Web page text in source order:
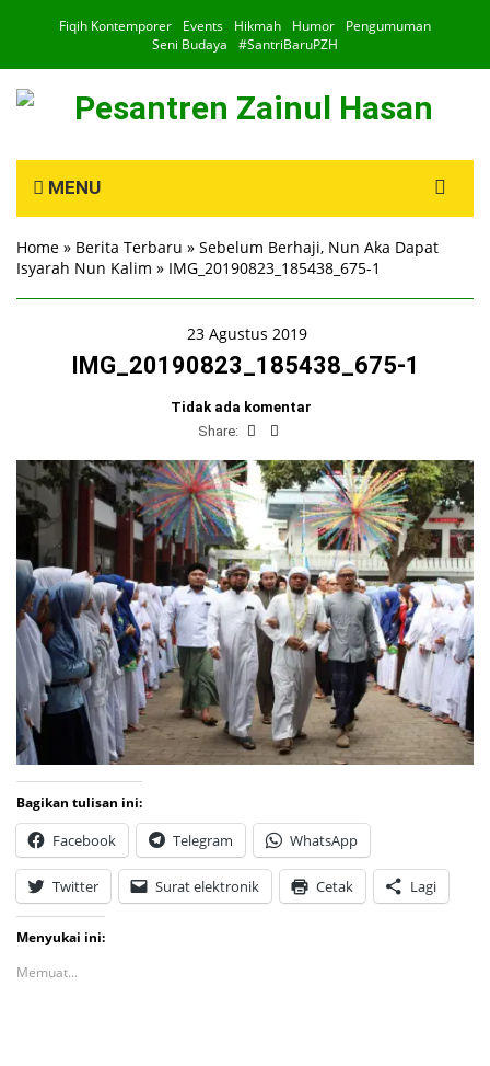
Fiqih Kontemporer Events Hikmah Humor
Pengumuman
Seni Budaya
#SantriBaruPZH
MENU
Home » Berita Terbaru » Sebelum Berhaji, Nun Aka Dapat
Isyarah Nun Kalim » IMG_20190823_185438_675-1
23 Agustus 2019
IMG_20190823_185438_675-1
Tidak ada komentar
Share:
Bagikan tulisan ini:
Facebook Telegram WhatsApp
Twitter Surat elektronik Cetak Lagi
Menyukai ini:
Memuat...